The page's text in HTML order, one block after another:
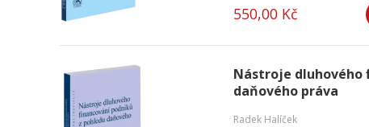
550,00 Kč
Nástroje dluhového
daňového práva
Radek Halíček